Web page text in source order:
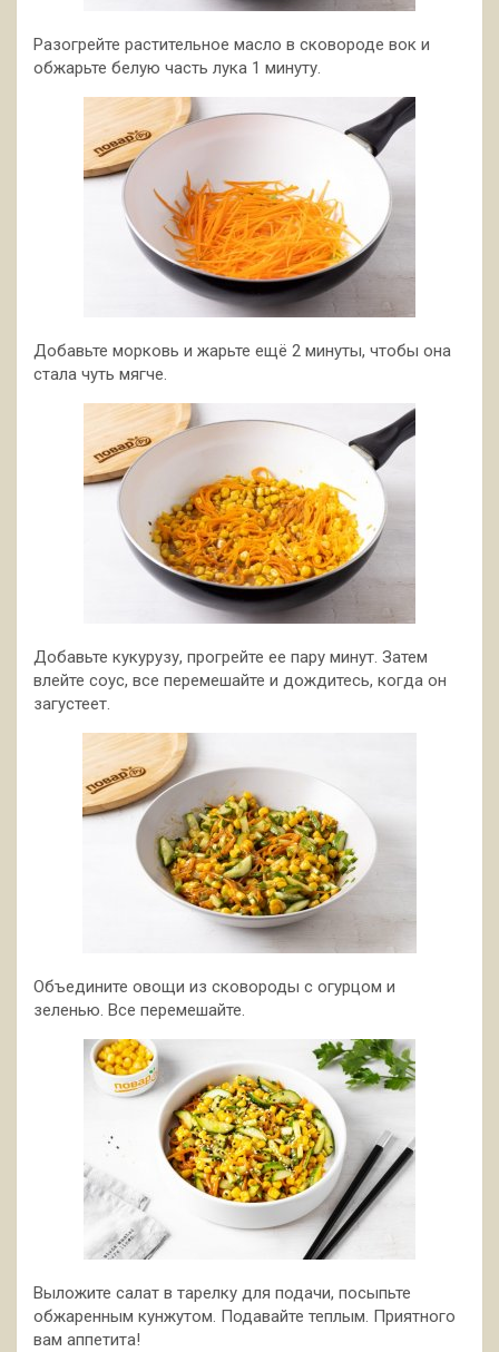
Разогрейте растительное масло в сковороде вок и
обжарьте белую часть лука 1 минуту.
Добавьте морковь и жарьте ещё 2 минуты, чтобы она
стала чуть мягче.
Добавьте кукурузу, прогрейте ее пару минут. Затем
влейте соус, все перемешайте и дождитесь, когда он
загустеет.
Объедините овощи из сковороды с огурцом и
зеленью. Все перемешайте.
Выложите салат в тарелку для подачи, посыпьте
обжаренным кунжутом. Подавайте теплым. Приятного
вам аппетита!